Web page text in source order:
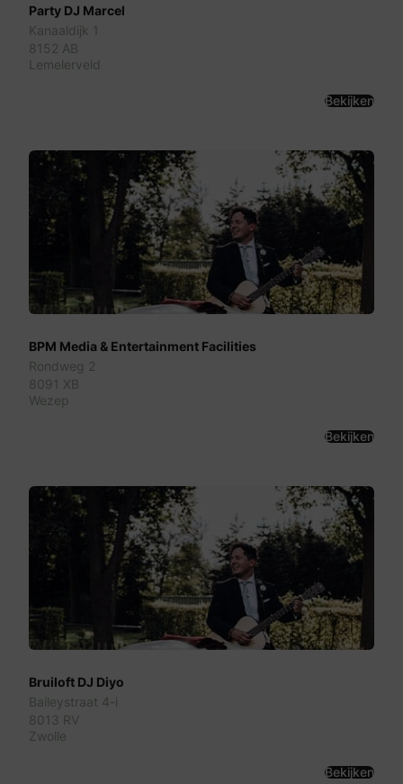
Party DJ Marcel
Kanaaldijk 1
8152 AB
Lemelerveld
Bekijken
BPM Media & Entertainment Facilities
Rondweg 2
8091 XB
Wezep
Bekijken
Bruiloft DJ Diyo
Baileystraat 4-i
8013 RV
Zwolle
Bekijken